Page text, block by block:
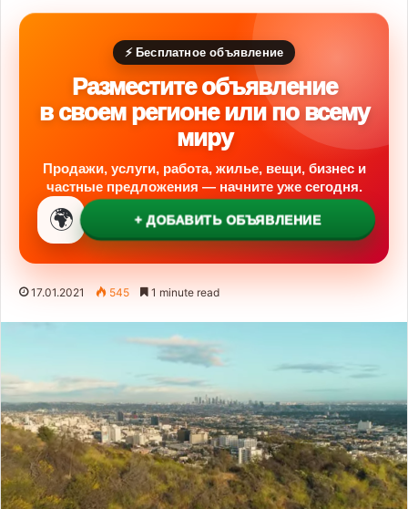
⚡ Бесплатное объявление
Разместите объявление
в своем регионе или по всему
миру
Продажи, услуги, работа, жилье, вещи, бизнес и
частные предложения — начните уже сегодня.
🌍 + ДОБАВИТЬ ОБЪЯВЛЕНИЕ
17.01.2021 545 1 minute read